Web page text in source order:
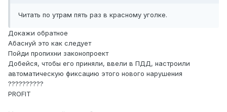
Читать по утрам пять раз в красному уголке.
Докажи обратное
Абаснуй это как следует
Пойди пропихни законопроект
Добейся, чтобы его приняли, ввели в ПДД, настроили
автоматическую фиксацию этого нового нарушения
??????????
PROFIT